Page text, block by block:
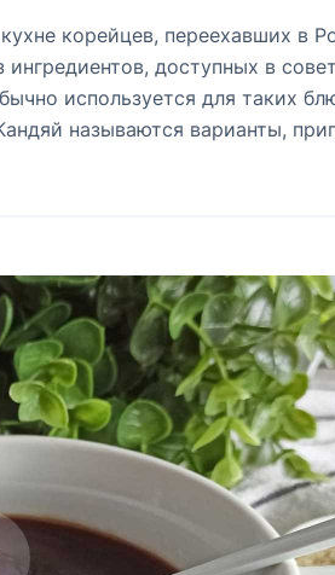
корейцев, переехавших в
доступных в
используется для таких
называются варианты,